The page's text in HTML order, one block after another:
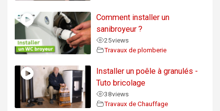
Comment installer un
sanibroyeur ?
25views
Travaux de plomberie
Installer un poêle à granulés -
Tuto bricolage
38views
Travaux de Chauffage